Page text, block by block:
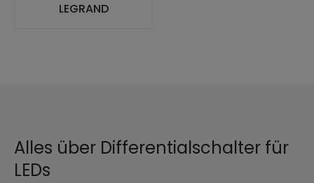
LEGRAND
Alles über Differentialschalter für
LEDs